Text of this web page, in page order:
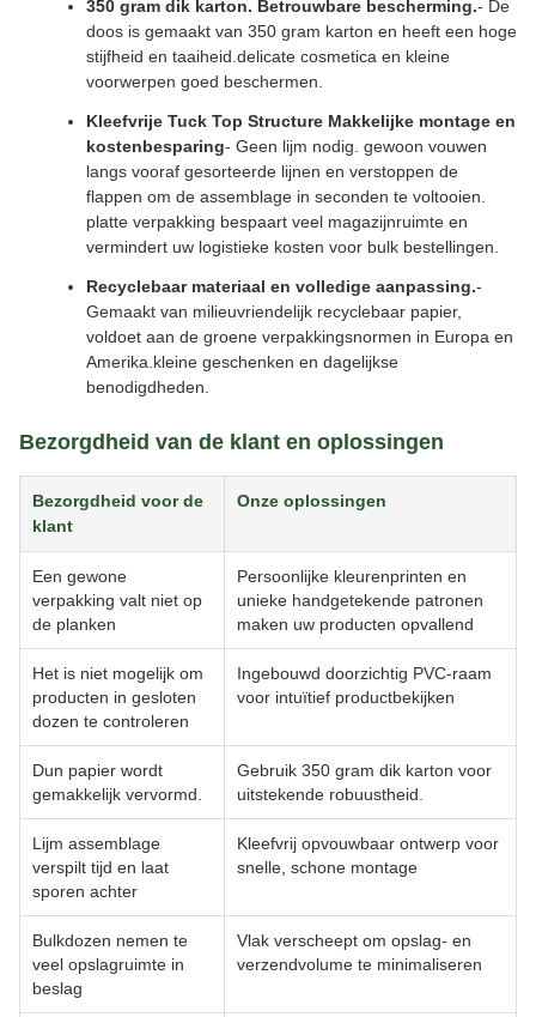
350 gram dik karton. Betrouwbare bescherming.- De
doos is gemaakt van 350 gram karton en heeft een hoge
stijfheid en taaiheid.delicate cosmetica en kleine
voorwerpen goed beschermen.
Kleefvrije Tuck Top Structure Makkelijke montage en
kostenbesparing- Geen lijm nodig. gewoon vouwen
langs vooraf gesorteerde lijnen en verstoppen de
flappen om de assemblage in seconden te voltooien.
platte verpakking bespaart veel magazijnruimte en
vermindert uw logistieke kosten voor bulk bestellingen.
Recyclebaar materiaal en volledige aanpassing.-
Gemaakt van milieuvriendelijk recyclebaar papier,
voldoet aan de groene verpakkingsnormen in Europa en
Amerika.kleine geschenken en dagelijkse
benodigdheden.
Bezorgdheid van de klant en oplossingen
Bezorgdheid voor de
klant
Onze oplossingen
Een gewone
verpakking valt niet op
de planken
Persoonlijke kleurenprinten en
unieke handgetekende patronen
maken uw producten opvallend
Het is niet mogelijk om
producten in gesloten
dozen te controleren
Ingebouwd doorzichtig PVC-raam
voor intuïtief productbekijken
Dun papier wordt
gemakkelijk vervormd.
Gebruik 350 gram dik karton voor
uitstekende robuustheid.
Lijm assemblage
verspilt tijd en laat
sporen achter
Kleefvrij opvouwbaar ontwerp voor
snelle, schone montage
Bulkdozen nemen te
veel opslagruimte in
beslag
Vlak verscheept om opslag- en
verzendvolume te minimaliseren